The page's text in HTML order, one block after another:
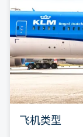
飞机类型